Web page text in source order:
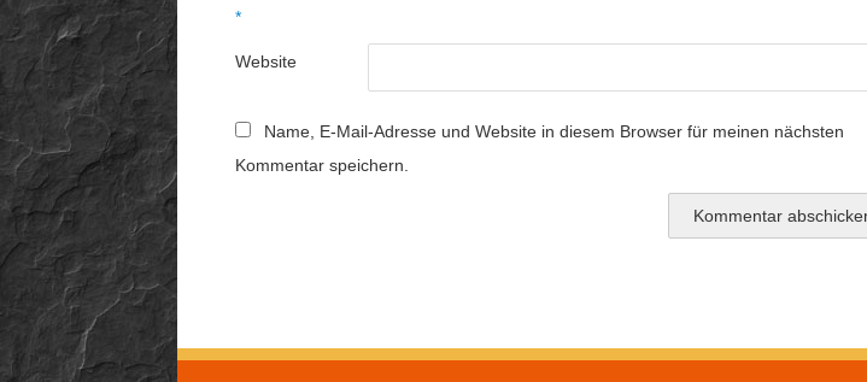
*
Website
Name, E-Mail-Adresse und Website in diesem Browser für meinen nächsten
Kommentar speichern.